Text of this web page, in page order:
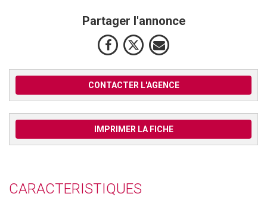
Partager l'annonce
CONTACTER L'AGENCE
IMPRIMER LA FICHE
CARACTERISTIQUES